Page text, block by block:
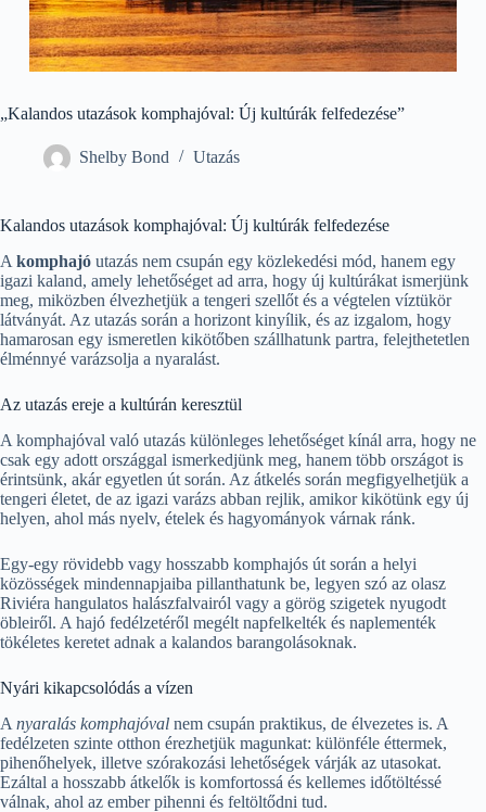
„Kalandos utazások komphajóval: Új kultúrák felfedezése”
Shelby Bond Utazás
Kalandos utazások komphajóval: Új kultúrák felfedezése
A komphajó utazás nem csupán egy közlekedési mód, hanem egy
igazi kaland, amely lehetőséget ad arra, hogy új kultúrákat ismerjünk
meg, miközben élvezhetjük a tengeri szellőt és a végtelen víztükör
látványát. Az utazás során a horizont kinyílik, és az izgalom, hogy
hamarosan egy ismeretlen kikötőben szállhatunk partra, felejthetetlen
élménnyé varázsolja a nyaralást.
Az utazás ereje a kultúrán keresztül
A komphajóval való utazás különleges lehetőséget kínál arra, hogy ne
csak egy adott országgal ismerkedjünk meg, hanem több országot is
érintsünk, akár egyetlen út során. Az átkelés során megfigyelhetjük a
tengeri életet, de az igazi varázs abban rejlik, amikor kikötünk egy új
helyen, ahol más nyelv, ételek és hagyományok várnak ránk.
Egy-egy rövidebb vagy hosszabb komphajós út során a helyi
közösségek mindennapjaiba pillanthatunk be, legyen szó az olasz
Riviéra hangulatos halászfalvairól vagy a görög szigetek nyugodt
öbleiről. A hajó fedélzetéről megélt napfelkelték és naplementék
tökéletes keretet adnak a kalandos barangolásoknak.
Nyári kikapcsolódás a vízen
A nyaralás komphajóval nem csupán praktikus, de élvezetes is. A
fedélzeten szinte otthon érezhetjük magunkat: különféle éttermek,
pihenőhelyek, illetve szórakozási lehetőségek várják az utasokat.
Ezáltal a hosszabb átkelők is komfortossá és kellemes időtöltéssé
válnak, ahol az ember pihenni és feltöltődni tud.